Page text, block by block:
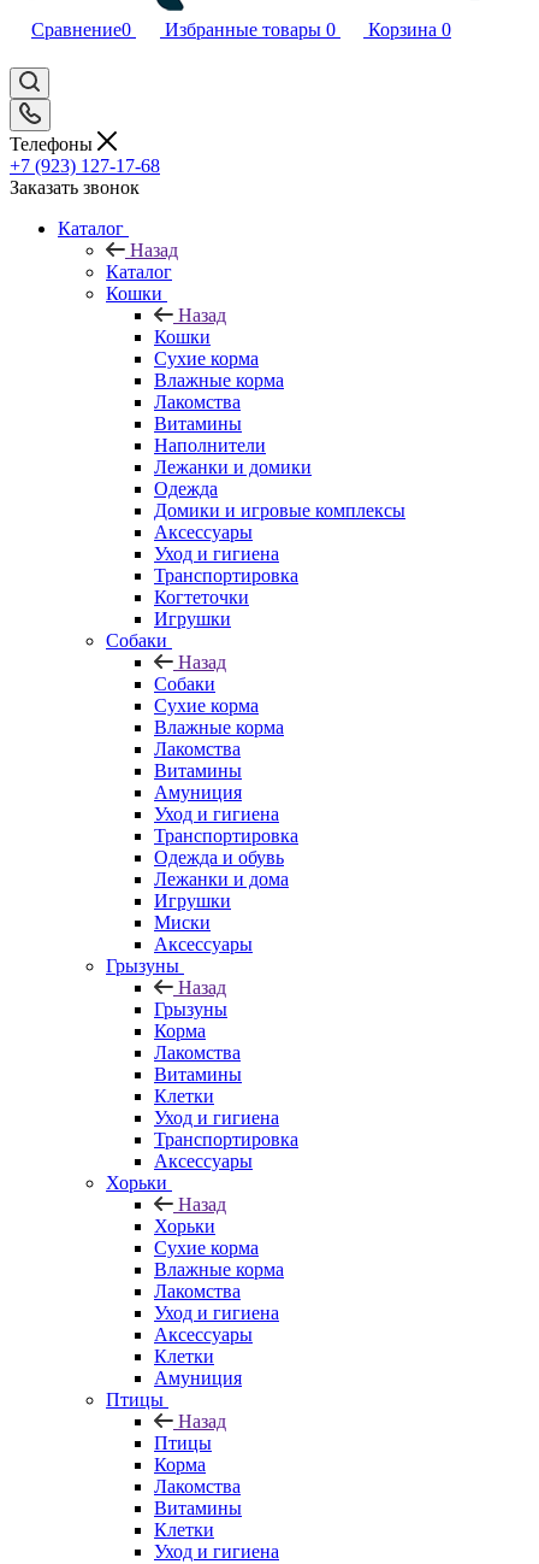
Сравнение0 Избранные товары 0 Корзина 0
Телефоны
+7 (923) 127-17-68
Заказать звонок
Каталог
Назад
Каталог
Кошки
Назад
Кошки
Сухие корма
Влажные корма
Лакомства
Витамины
Наполнители
Лежанки и домики
Одежда
Домики и игровые комплексы
Аксессуары
Уход и гигиена
Транспортировка
Когтеточки
Игрушки
Собаки
Назад
Собаки
Сухие корма
Влажные корма
Лакомства
Витамины
Амуниция
Уход и гигиена
Транспортировка
Одежда и обувь
Лежанки и дома
Игрушки
Миски
Аксессуары
Грызуны
Назад
Грызуны
Корма
Лакомства
Витамины
Клетки
Уход и гигиена
Транспортировка
Аксессуары
Хорьки
Назад
Хорьки
Сухие корма
Влажные корма
Лакомства
Уход и гигиена
Аксессуары
Клетки
Амуниция
Птицы
Назад
Птицы
Корма
Лакомства
Витамины
Клетки
Уход и гигиена